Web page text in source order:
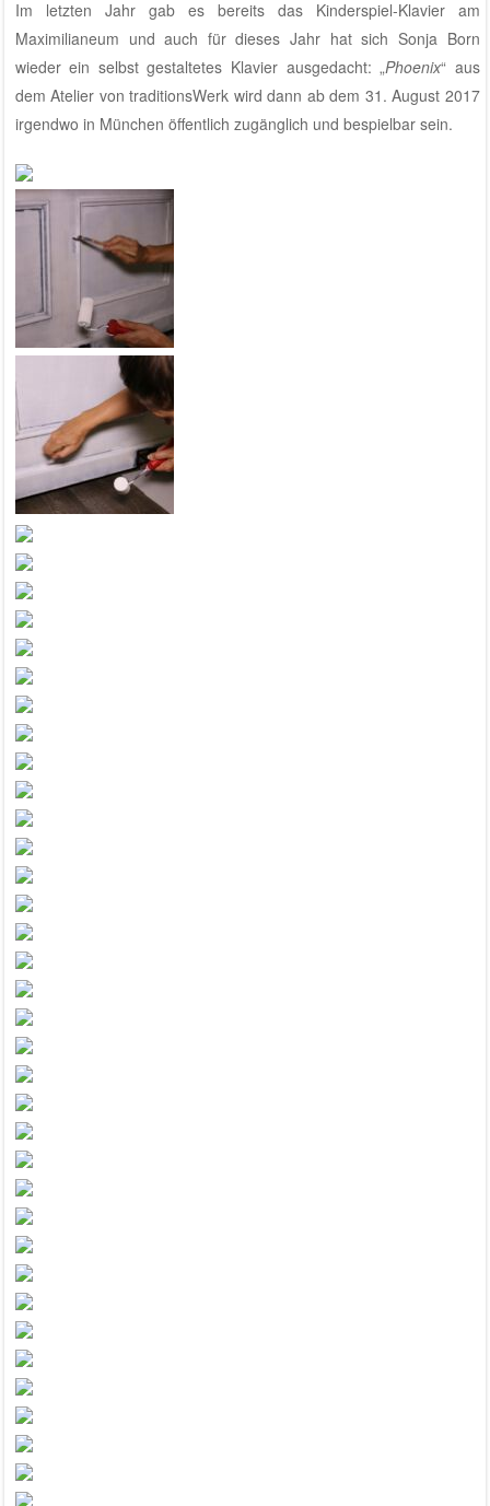
Im letzten Jahr gab es bereits das Kinderspiel-Klavier am
Maximilianeum und auch für dieses Jahr hat sich Sonja Born
wieder ein selbst gestaltetes Klavier ausgedacht: „Phoenix“ aus
demAtelier von traditionsWerk wird dann ab dem 31. August 2017
irgendwo in München öffentlich zugänglich und bespielbar sein.